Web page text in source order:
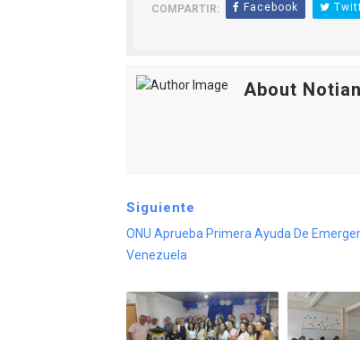
COMPARTIR: Facebook
About
Siguiente
ONU Aprueba Primera Ayuda De
Venezuela